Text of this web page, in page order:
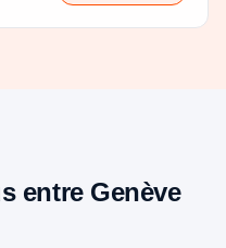
entre Genève